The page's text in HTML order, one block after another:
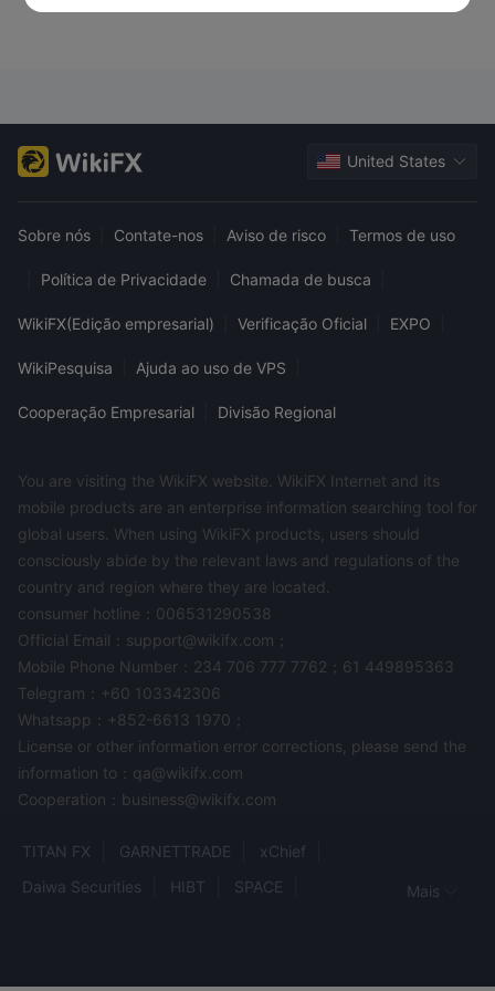
United States
Sobre nós Contate-nos Aviso de risco Termos de uso
Política de Privacidade Chamada de busca
WikiFX(Edição empresarial) Verificação Oficial EXPO
WikiPesquisa Ajuda ao uso de VPS
Cooperação Empresarial Divisão Regional
You are visiting the WikiFX website. WikiFX Internet and its
mobile products are an enterprise information searching tool for
global users. When using WikiFX products, users should
consciously abide by the relevant laws and regulations of the
country and region where they are located.
consumer hotline：006531290538
Official Email：support@wikifx.com；
Mobile Phone Number：234 706 777 7762；61 449895363
Telegram：+60 103342306
Whatsapp：+852-6613 1970；
License or other information error corrections, please send the
information to：qa@wikifx.com
Cooperation：business@wikifx.com
TITAN FX GARNETTRADE
xChief
Daiwa Securities
HIBT
SPACE
Mais